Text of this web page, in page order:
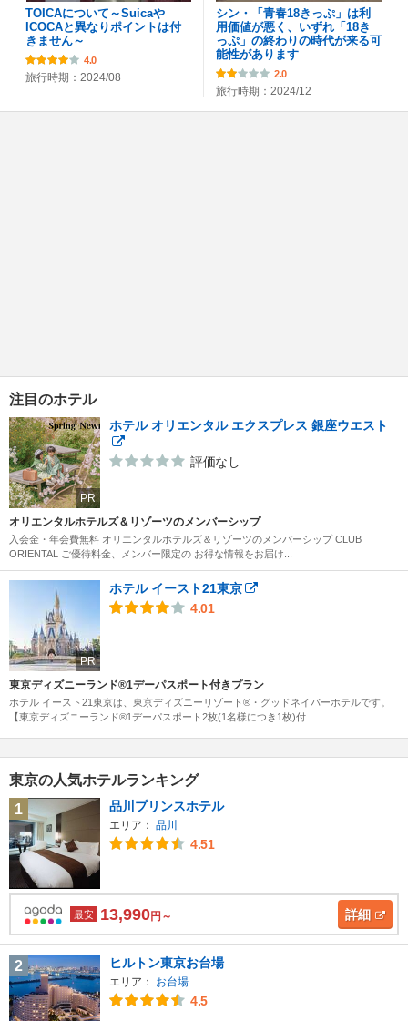
TOICAについて～Suicaや
ICOCAと異なりポイントは付
きません～
4.0
旅行時期：2024/08
シン・「青春18きっぷ」は利
用価値が悪く、いずれ「18き
っぷ」の終わりの時代が来る可
能性があります
2.0
旅行時期：2024/12
注目のホテル
PR
ホテル オリエンタル エクスプレス 銀座ウエスト
評価なし
オリエンタルホテルズ＆リゾーツのメンバーシップ
入会金・年会費無料 オリエンタルホテルズ＆リゾーツのメンバーシップ CLUB
ORIENTAL ご優待料金、メンバー限定の お得な情報をお届け...
PR
ホテル イースト21東京
4.01
東京ディズニーランド®1デーパスポート付きプラン
ホテル イースト21東京は、東京ディズニーリゾート®・グッドネイバーホテルです。
【東京ディズニーランド®1デーパスポート2枚(1名様につき1枚)付...
東京の人気ホテルランキング
1
品川プリンスホテル
エリア： 品川
4.51
最安 13,990円～ 詳細
2 ヒルトン東京お台場
エリア： お台場
4.5